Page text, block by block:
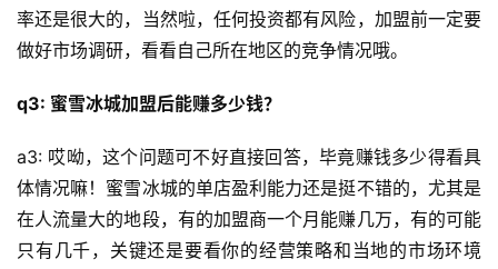
率还是很大的，当然啦，任何投资都有风险，加盟前一定要
做好市场调研，看看自己所在地区的竞争情况哦。
q3: 蜜雪冰城加盟后能赚多少钱？
a3: 哎呦，这个问题可不好直接回答，毕竟赚钱多少得看具
体情况嘛！蜜雪冰城的单店盈利能力还是挺不错的，尤其是
在人流量大的地段，有的加盟商一个月能赚几万，有的可能
只有几千，关键还是要看你的经营策略和当地的市场环境